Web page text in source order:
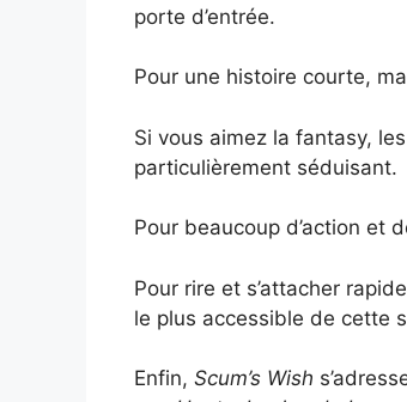
porte d’entrée.
Pour une histoire courte,
Si vous aimez la fantasy,
particulièrement séduisant.
Pour beaucoup d’action et
Pour rire et s’attacher
le plus accessible de cette
Enfin, Scum’s Wish